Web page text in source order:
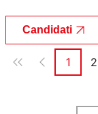
Candidati
Paginazione
Pagina
1 2